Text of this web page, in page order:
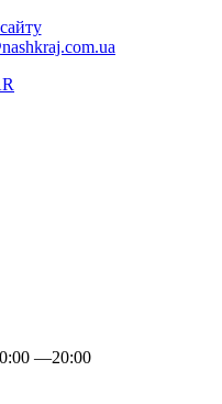
Маєте зауваження?
—20:00